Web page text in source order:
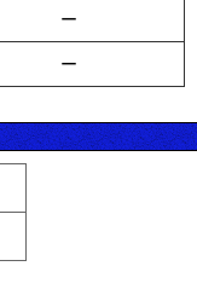
ー
ー